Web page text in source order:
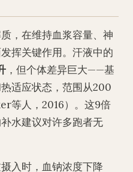
，在维持血浆容量、神
挥关键作用。汗液中的
，但个体差异巨大——基
适应状态，范围从200
等人，2016）。这9倍
水建议对许多跑者无
入时，血钠浓度下降